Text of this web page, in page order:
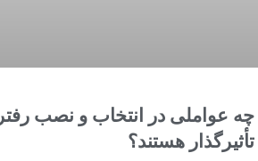
چه عواملی در انتخاب و نصب رفتر
تأثیرگذار هستند؟